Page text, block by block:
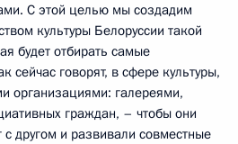
С этой целью мы создадим
культуры Белоруссии такой
будет отбирать самые
сейчас говорят, в сфере культуры,
организациями: галереями,
граждан, – чтобы они
другом и развивали совместные